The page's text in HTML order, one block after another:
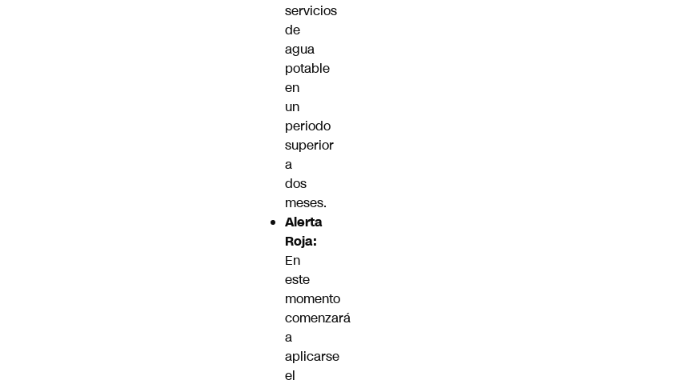
servicios
de
agua
potable
en
un
periodo
superior
a
dos
meses.
Alerta
Roja:
En
este
momento
comenzará
a
aplicarse
el